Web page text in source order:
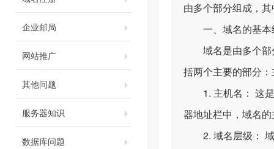
企业邮局
网站推广
其他问题
服务器知识
数据库问题
由多个部分组成，
一、域名的基本
域名是由多个部
括两个主要的部分
1. 主机名： 这是
器地址栏中，域名
2. 域名层级： 域